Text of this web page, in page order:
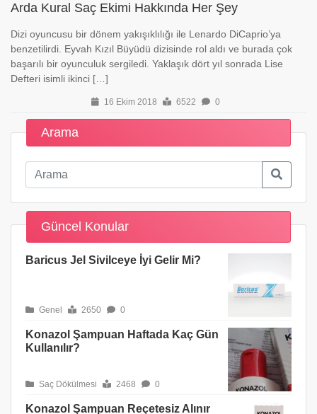
Arda Kural Saç Ekimi Hakkında Her Şey
Dizi oyuncusu bir dönem yakışıklılığı ile Lenardo DiCaprio’ya
benzetilirdi. Eyvah Kızıl Büyüdü dizisinde rol aldı ve burada çok
başarılı bir oyunculuk sergiledi. Yaklaşık dört yıl sonrada Lise
Defteri isimli ikinci […]
16 Ekim 2018 6522 0
Arama
Güncel Konular
Baricus Jel Sivilceye İyi Gelir Mi?
Genel 2650 0
Konazol Şampuan Haftada Kaç Gün
Kullanılır?
Saç Dökülmesi 2468 0
Konazol Şampuan Reçetesiz Alınır